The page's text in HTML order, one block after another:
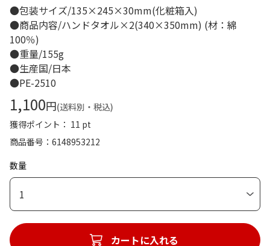
●包装サイズ/135×245×30mm(化粧箱入)
●商品内容/ハンドタオル×2(340×350mm) (材：綿
100％)
●重量/155g
●生産国/日本
●PE-2510
1,100円(送料別・税込)
獲得ポイント： 11 pt
商品番号
6148953212
数量
1
カートに入れる